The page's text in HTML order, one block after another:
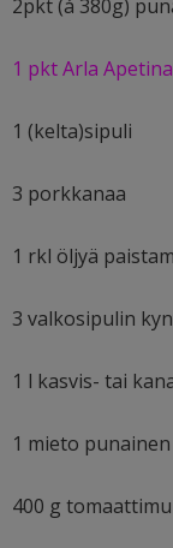
2pkt (á 380g)
1 pkt Arla
1 (kelta)sipuli
3 porkkanaa
1 rkl öljyä
3 valkosipulin
1 l kasvis- tai
1 mieto
400 g